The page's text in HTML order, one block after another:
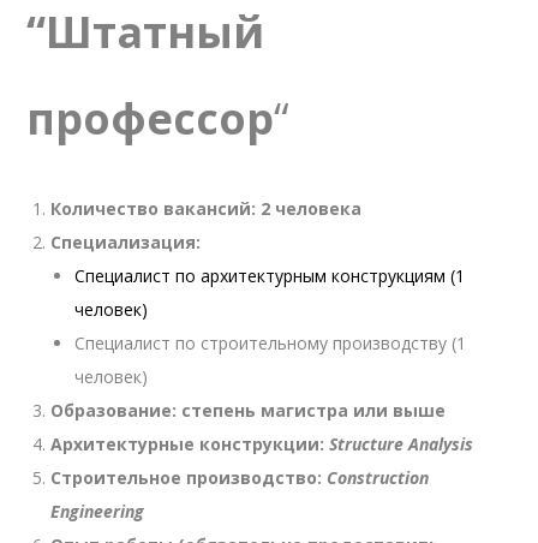
“Штатный
профессор“
Количество вакансий: 2 человека
Специализация:
Специалист по архитектурным конструкциям (1
человек)
Специалист по строительному производству (1
человек)
Образование: степень магистра или выше
Архитектурные конструкции:Structure Analysis
Строительное производство: Construction
Engineering